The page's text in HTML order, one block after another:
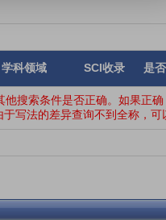
学科领域 SCI收录 是
搜索条件是否正确。如果正确
写法的差异查询不到全称，可